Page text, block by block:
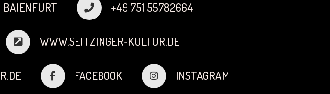
BAIENFURT +49 751 55782664
WWW.SEITZINGER-KULTUR.DE
FACEBOOK INSTAGRAM